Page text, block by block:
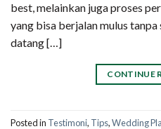
best, melainkan juga proses
yang bisa berjalan mulus
datang […]
CONTINUE
Posted in Testimoni, Tips,Wedding